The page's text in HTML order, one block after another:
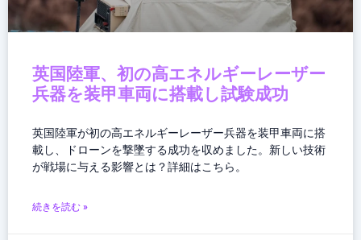
英国陸軍、初の高エネルギーレーザー
兵器を装甲車両に搭載し試験成功
英国陸軍が初の高エネルギーレーザー兵器を装甲車両に搭
載し、ドローンを撃墜する成功を収めました。新しい技術
が戦場に与える影響とは？詳細はこちら。
続きを読む »